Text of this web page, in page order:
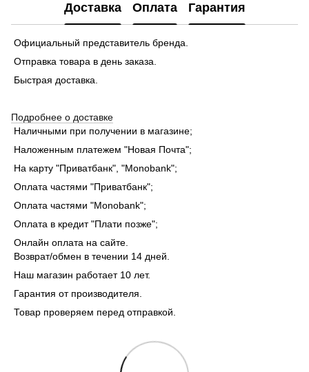
Доставка Оплата Гарантия
Официальный представитель бренда.
Отправка товара в день заказа.
Быстрая доставка.
Подробнее о доставке
Наличными при получении в магазине;
Наложенным платежем "Новая Почта";
На карту "Приватбанк", "Monobank";
Оплата частями "Приватбанк";
Оплата частями "Monobank";
Оплата в кредит "Плати позже";
Онлайн оплата на сайте.
Возврат/обмен в течении 14 дней.
Наш магазин работает 10 лет.
Гарантия от производителя.
Товар проверяем перед отправкой.